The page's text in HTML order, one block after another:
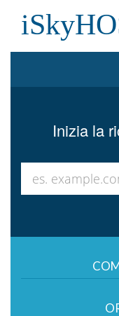
Inizia la